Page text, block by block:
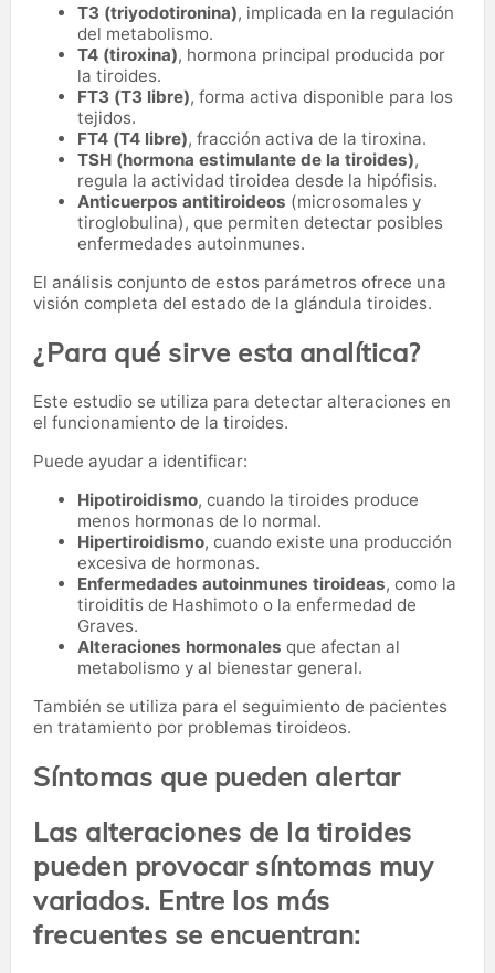
T3 (triyodotironina), implicada en la regulación
del metabolismo.
T4 (tiroxina), hormona principal producida por
la tiroides.
FT3 (T3 libre), forma activa disponible para los
tejidos.
FT4 (T4 libre), fracción activa de la tiroxina.
TSH (hormona estimulante de la tiroides),
regula la actividad tiroidea desde la hipófisis.
Anticuerpos antitiroideos (microsomales y
tiroglobulina), que permiten detectar posibles
enfermedades autoinmunes.
El análisis conjunto de estos parámetros ofrece una
visión completa del estado de la glándula tiroides.
¿Para qué sirve esta analítica?
Este estudio se utiliza para detectar alteraciones en
el funcionamiento de la tiroides.
Puede ayudar a identificar:
Hipotiroidismo, cuando la tiroides produce
menos hormonas de lo normal.
Hipertiroidismo, cuando existe una producción
excesiva de hormonas.
Enfermedades autoinmunes tiroideas, como la
tiroiditis de Hashimoto o la enfermedad de
Graves.
Alteraciones hormonales que afectan al
metabolismo y al bienestar general.
También se utiliza para el seguimiento de pacientes
en tratamiento por problemas tiroideos.
Síntomas que pueden alertar
Las alteraciones de la tiroides
pueden provocar síntomas muy
variados. Entre los más
frecuentes se encuentran: